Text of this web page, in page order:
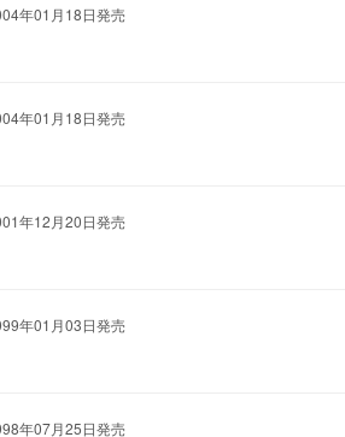
年01月18日発売
年01月18日発売
年12月20日発売
年01月03日発売
年07月25日発売